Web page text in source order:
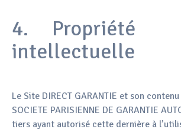
4. Propriété
intellectuelle
Le Site DIRECT GARANTIE et son
SOCIETE PARISIENNE DE GARANTIE
tiers ayant autorisé cette dernière à